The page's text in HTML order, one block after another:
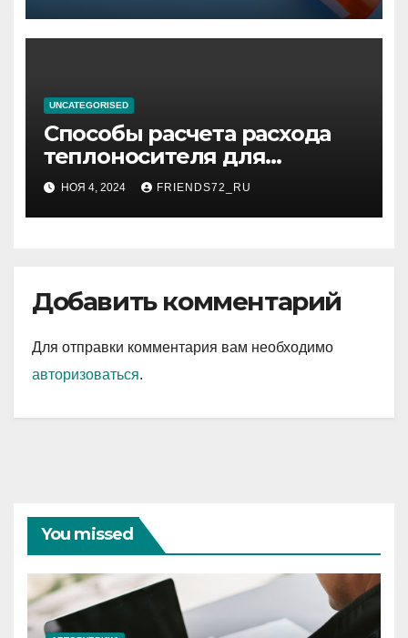
UNCATEGORISED
Способы расчета расхода
теплоносителя для
системы отопления
НОЯ 4, 2024 FRIENDS72_RU
Добавить комментарий
Для отправки комментария вам необходимо
авторизоваться.
You missed